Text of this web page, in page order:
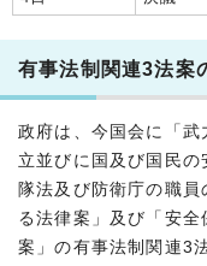
有事法制関連3法案
政府は、今国会に「武
立並びに国及び国民
隊法及び防衛庁の職
る法律案」及び「安
案」の有事法制関連3